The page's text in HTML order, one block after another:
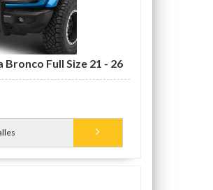
Full Size 21 - 26